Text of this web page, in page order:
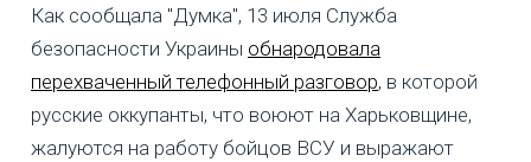
Как сообщала "Думка", 13 июля Служба
безопасности Украины обнародовала
перехваченный телефонный разговор, в которой
русские оккупанты, что воюют на Харьковщине,
жалуются на работу бойцов ВСУ и выражают